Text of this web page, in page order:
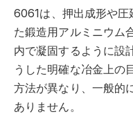
6061は、押出成形や
た鍛造用アルミニウム
内で凝固するように設
うした明確な冶金上の
方法が異なり、一般的
ありません。